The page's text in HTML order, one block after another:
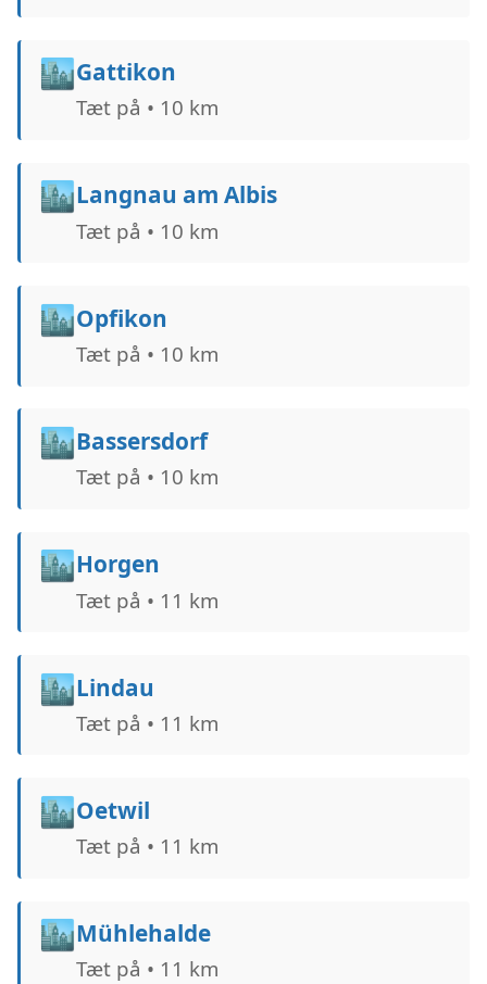
🏙️Gattikon
Tæt på • 10 km
🏙️Langnau am Albis
Tæt på • 10 km
🏙️Opfikon
Tæt på • 10 km
🏙️Bassersdorf
Tæt på • 10 km
🏙️Horgen
Tæt på • 11 km
🏙️Lindau
Tæt på • 11 km
🏙️Oetwil
Tæt på • 11 km
🏙️Mühlehalde
Tæt på • 11 km